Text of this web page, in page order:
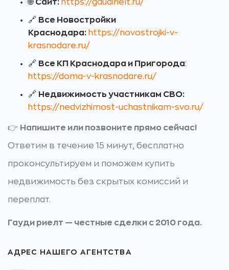
🌐Сайт: https://gaudirielt.ru/
🔗 Все Новостройки
Краснодара: https://novostrojki-v-
krasnodare.ru/
🔗 Все КП Краснодара и Пригорода:
https://doma-v-krasnodare.ru/
🔗 Недвижимость участникам СВО:
https://nedvizhimost-uchastnikam-svo.ru/
👉 Напишите или позвоните прямо сейчас!
Ответим в течение 15 минут, бесплатно
проконсультируем и поможем купить
недвижимость без скрытых комиссий и
переплат.
Гауди риелт — честные сделки с 2010 года.
АДРЕС НАШЕГО АГЕНТСТВА